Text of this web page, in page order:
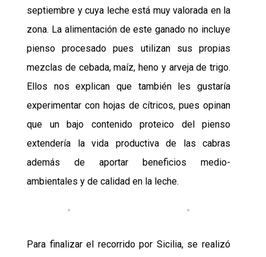
septiembre y cuya leche está muy valorada en la
zona. La alimentación de este ganado no incluye
pienso procesado pues utilizan sus propias
mezclas de cebada, maíz, heno y arveja de trigo.
Ellos nos explican que también
les gustaría
experimentar con hojas de cítricos, pues opinan
que un bajo contenido proteico del pienso
extendería la vida productiva de las cabras
además de aportar beneficios medio-
ambientales y de calidad en la leche.
Para finalizar el recorrido por Sicilia, se realizó